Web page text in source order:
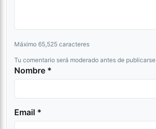
Máximo 65,525 caracteres
Tu comentario será moderado antes de publicarse
Nombre *
Email *